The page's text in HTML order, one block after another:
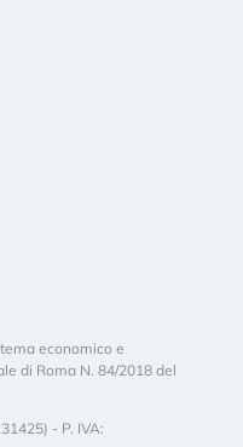
economico e
di Roma N. 84/2018 del
- P. IVA: